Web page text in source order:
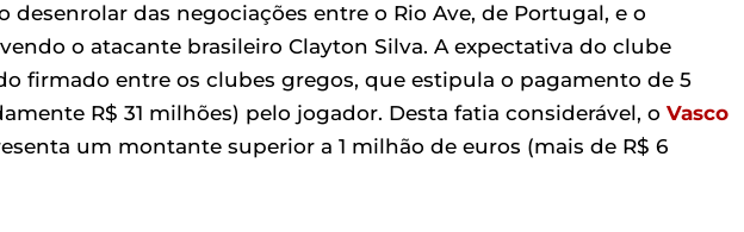
desenrolar das negociações entre o Rio Ave, de Portugal, e o
o atacante brasileiro Clayton Silva. A expectativa do clube
firmado entre os clubes gregos, que estipula o pagamento de 5
R$ 31 milhões) pelo jogador. Desta fatia considerável, o Vasco
um montante superior a 1 milhão de euros (mais de R$ 6